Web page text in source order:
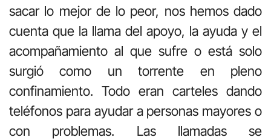
sacar lo mejor de lo peor, nos hemos dado
cuenta que la llama del apoyo, la ayuda y el
acompañamiento al que sufre o está solo
surgió como un torrente en pleno
confinamiento. Todo eran carteles dando
teléfonos para ayudar a personas mayores o
con problemas. Las llamadas se